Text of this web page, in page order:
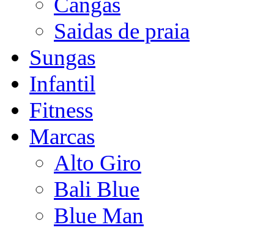
Saidas de praia
Sungas
Infantil
Fitness
Marcas
Alto Giro
Bali Blue
Blue Man